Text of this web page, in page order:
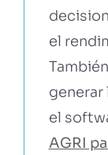
el
el
AGRI